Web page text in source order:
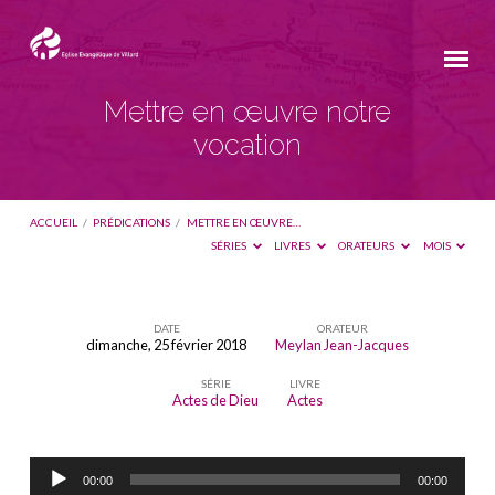
Mettre en œuvre notre
vocation
ACCUEIL / PRÉDICATIONS / METTRE EN ŒUVRE…
SÉRIES
LIVRES ORATEURS MOIS
notre
vocation
DATE
dimanche, 25 février 2018
ORATEUR
Meylan Jean-Jacques
SÉRIE
Actes de Dieu
LIVRE
Actes
Lecteur
audio
00:00 00:00